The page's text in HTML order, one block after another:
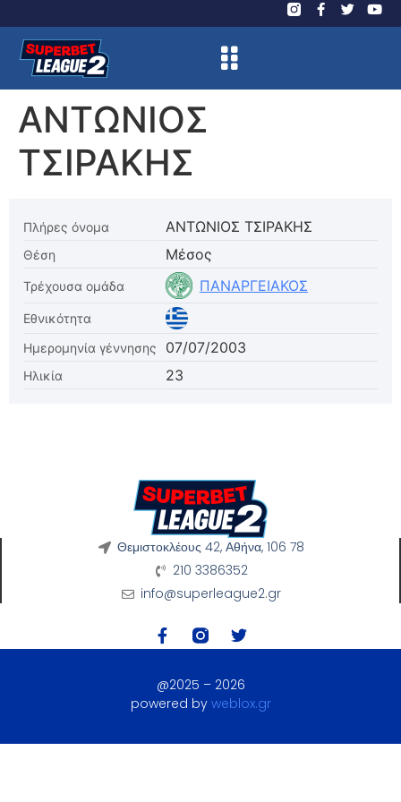
ΑΝΤΩΝΙΟΣ
ΤΣΙΡΑΚΗΣ
Πλήρες όνομα ΑΝΤΩΝΙΟΣ ΤΣΙΡΑΚΗΣ
Θέση Μέσος
Τρέχουσα ομάδα ΠΑΝΑΡΓΕΙΑΚΟΣ
Εθνικότητα
Ημερομηνία γέννησης
07/07/2003
Ηλικία 23
Θεμιστοκλέους 42, Αθήνα, 106 78
210 3386352
info@superleague2.gr
@2025 – 2026
powered by weblox.gr